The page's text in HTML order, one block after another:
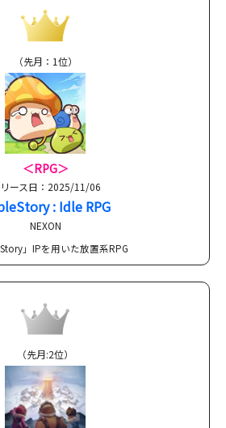
（先月：1位）
＜RPG＞
リース日：2025/11/06
: Idle RPG
NEXON
」IPを用いた放置系RPG
（先月:2位）